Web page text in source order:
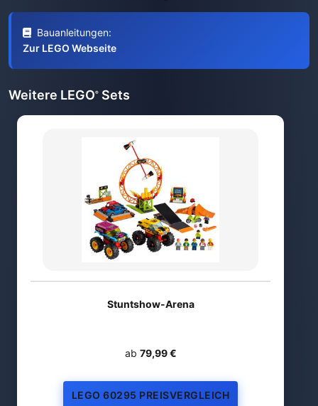
Bauanleitungen:
Zur LEGO Webseite
Weitere LEGO® Sets
Stuntshow-Arena
ab 79,99 €
LEGO 60295 PREISVERGLEICH